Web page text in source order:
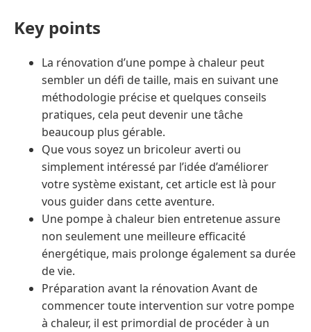
Key points
La rénovation d’une pompe à chaleur peut
sembler un défi de taille, mais en suivant une
méthodologie précise et quelques conseils
pratiques, cela peut devenir une tâche
beaucoup plus gérable.
Que vous soyez un bricoleur averti ou
simplement intéressé par l’idée d’améliorer
votre système existant, cet article est là pour
vous guider dans cette aventure.
Une pompe à chaleur bien entretenue assure
non seulement une meilleure efficacité
énergétique, mais prolonge également sa durée
de vie.
Préparation avant la rénovation Avant de
commencer toute intervention sur votre pompe
à chaleur, il est primordial de procéder à un